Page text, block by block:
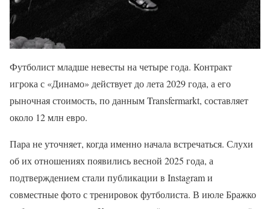
Футболист младше невесты на четыре года. Контракт
игрока с «Динамо» действует до лета 2029 года, а его
рыночная стоимость, по данным Transfermarkt, составляет
около 12 млн евро.
Пара не уточняет, когда именно начала встречаться. Слухи
об их отношениях появились весной 2025 года, а
подтверждением стали публикации в Instagram и
совместные фото с тренировок футболиста. В июле Бражко